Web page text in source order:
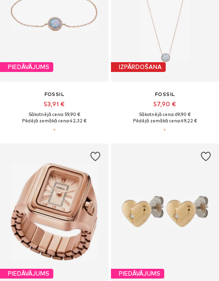
PIEDĀVĀJUMS
FOSSIL
53,91 €
Sākotnējā cena: 59,90 €
Pēdējā zemākā cena:42,32 €
IZPĀRDOŠANA
FOSSIL
57,90 €
Sākotnējā cena: 69,90 €
Pēdējā zemākā cena:49,22 €
PIEDĀVĀJUMS PIEDĀVĀJUMS